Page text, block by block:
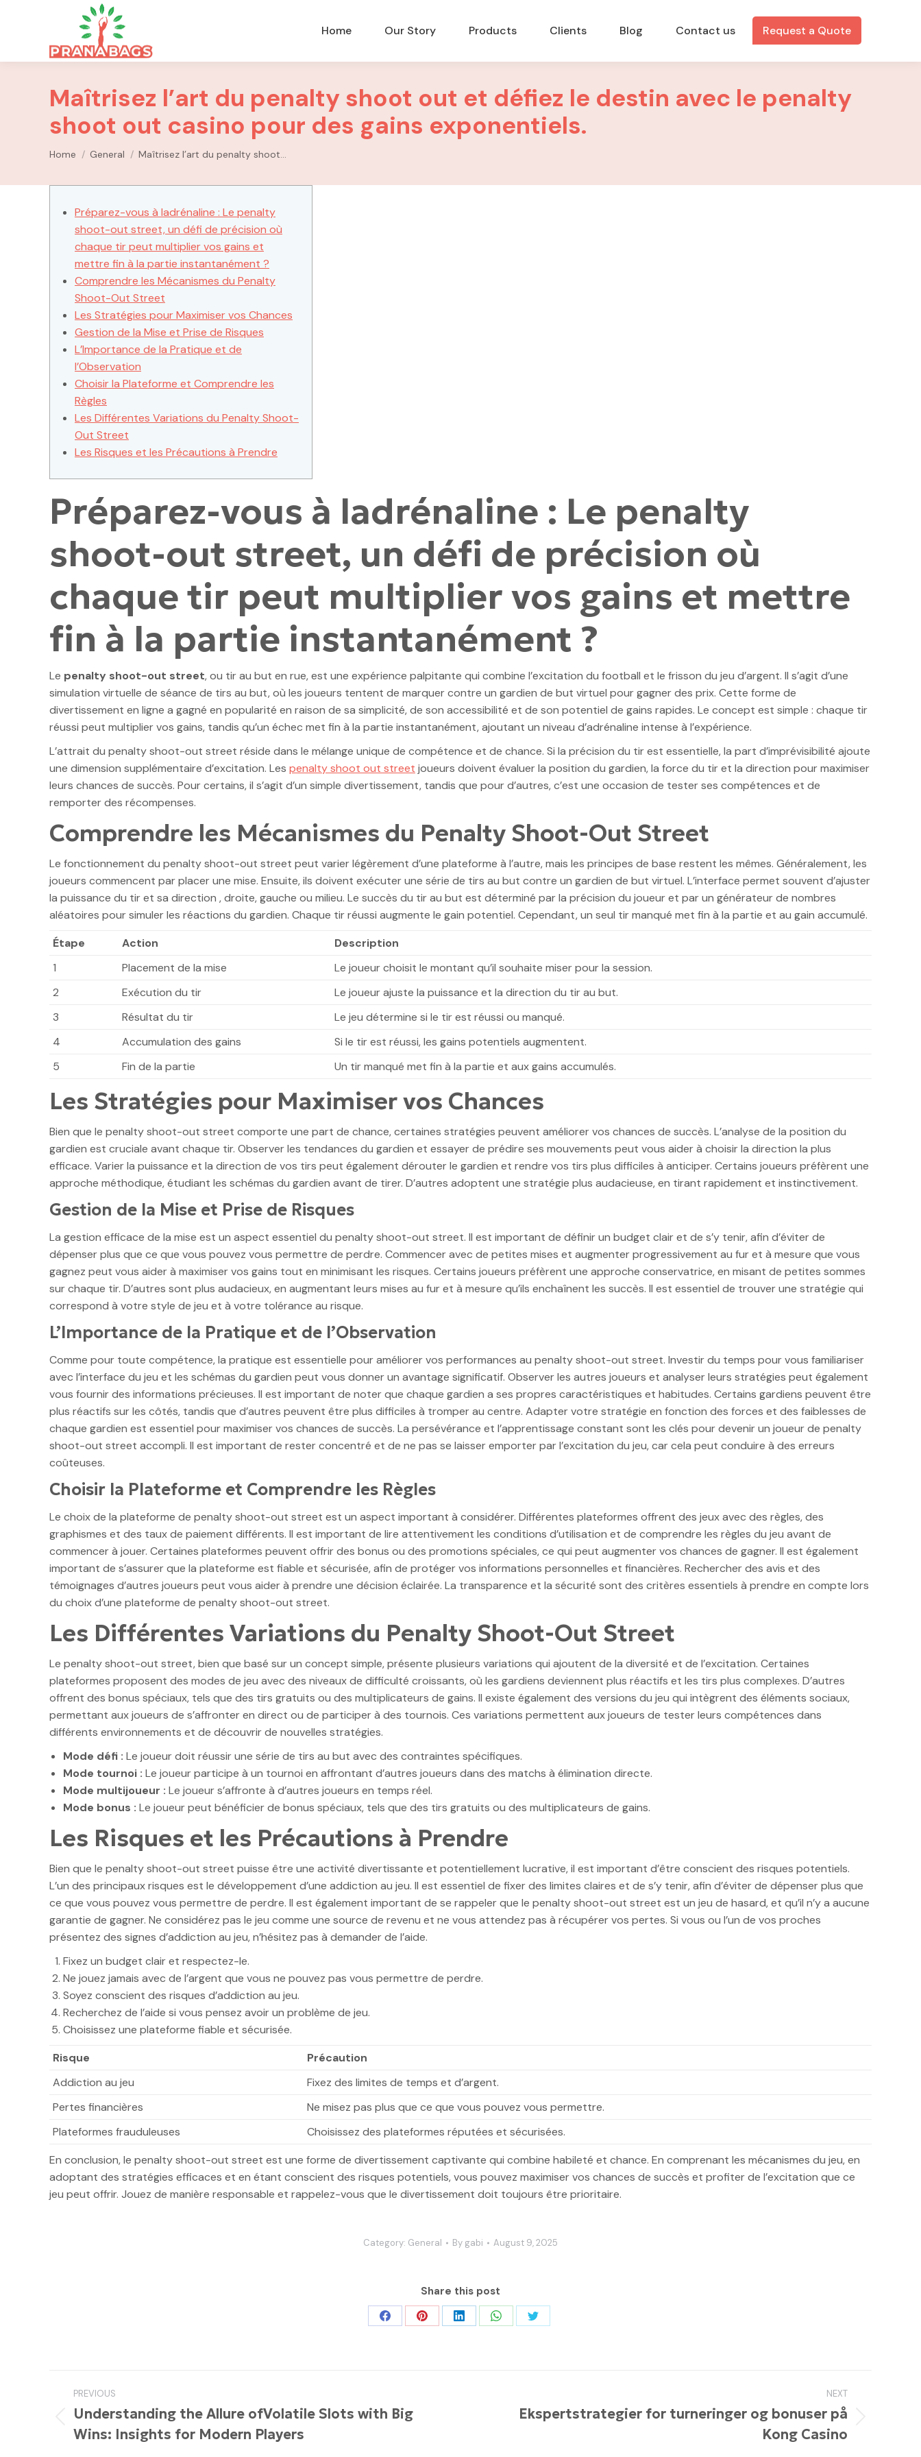
Home Our Story Products Clients Blog Contact us Request a Quote
Maîtrisez l’art du penalty shoot out et défiez le destin avec le penalty
shoot out casino pour des gains exponentiels.
You are here:
Home General Maîtrisez l’art du penalty shoot…
Préparez-vous à ladrénaline : Le penalty
shoot-out street, un défi de précision où
chaque tir peut multiplier vos gains et
mettre fin à la partie instantanément ?
Comprendre les Mécanismes du Penalty
Shoot-Out Street
Les Stratégies pour Maximiser vos Chances
Gestion de la Mise et Prise de Risques
L’Importance de la Pratique et de
l’Observation
Choisir la Plateforme et Comprendre les
Règles
Les Différentes Variations du Penalty Shoot-
Out Street
Les Risques et les Précautions à Prendre
Préparez-vous à ladrénaline : Le penalty
shoot-out street, un défi de précision où
chaque tir peut multiplier vos gains et mettre
fin à la partie instantanément ?
Le penalty shoot-out street, ou tir au but en rue, est une expérience palpitante qui combine l’excitation du football et le frisson du jeu d’argent. Il s’agit d’une
simulation virtuelle de séance de tirs au but, où les joueurs tentent de marquer contre un gardien de but virtuel pour gagner des prix. Cette forme de
divertissement en ligne a gagné en popularité en raison de sa simplicité, de son accessibilité et de son potentiel de gains rapides. Le concept est simple : chaque tir
réussi peut multiplier vos gains, tandis qu’un échec met fin à la partie instantanément, ajoutant un niveau d’adrénaline intense à l’expérience.
L’attrait du penalty shoot-out street réside dans le mélange unique de compétence et de chance. Si la précision du tir est essentielle, la part d’imprévisibilité ajoute
une dimension supplémentaire d’excitation. Les penalty shoot out street joueurs doivent évaluer la position du gardien, la force du tir et la direction pour maximiser
leurs chances de succès. Pour certains, il s’agit d’un simple divertissement, tandis que pour d’autres, c’est une occasion de tester ses compétences et de
remporter des récompenses.
Comprendre les Mécanismes du Penalty Shoot-Out Street
Le fonctionnement du penalty shoot-out street peut varier légèrement d’une plateforme à l’autre, mais les principes de base restent les mêmes. Généralement, les
joueurs commencent par placer une mise. Ensuite, ils doivent exécuter une série de tirs au but contre un gardien de but virtuel. L’interface permet souvent d’ajuster
la puissance du tir et sa direction , droite, gauche ou milieu. Le succès du tir au but est déterminé par la précision du joueur et par un générateur de nombres
aléatoires pour simuler les réactions du gardien. Chaque tir réussi augmente le gain potentiel. Cependant, un seul tir manqué met fin à la partie et au gain accumulé.
Étape
Action
Description
1
Placement de la mise
Le joueur choisit le montant qu’il souhaite miser pour la session.
2
Exécution du tir
Le joueur ajuste la puissance et la direction du tir au but.
3
Résultat du tir
Le jeu détermine si le tir est réussi ou manqué.
4
Accumulation des gains
Si le tir est réussi, les gains potentiels augmentent.
5
Fin de la partie Un tir manqué met fin à la partie et aux gains accumulés.
Les Stratégies pour Maximiser vos Chances
Bien que le penalty shoot-out street comporte une part de chance, certaines stratégies peuvent améliorer vos chances de succès. L’analyse de la position du
gardien est cruciale avant chaque tir. Observer les tendances du gardien et essayer de prédire ses mouvements peut vous aider à choisir la direction la plus
efficace. Varier la puissance et la direction de vos tirs peut également dérouter le gardien et rendre vos tirs plus difficiles à anticiper. Certains joueurs préfèrent une
approche méthodique, étudiant les schémas du gardien avant de tirer. D’autres adoptent une stratégie plus audacieuse, en tirant rapidement et instinctivement.
Gestion de la Mise et Prise de Risques
La gestion efficace de la mise est un aspect essentiel du penalty shoot-out street. Il est important de définir un budget clair et de s’y tenir, afin d’éviter de
dépenser plus que ce que vous pouvez vous permettre de perdre. Commencer avec de petites mises et augmenter progressivement au fur et à mesure que vous
gagnez peut vous aider à maximiser vos gains tout en minimisant les risques. Certains joueurs préfèrent une approche conservatrice, en misant de petites sommes
sur chaque tir. D’autres sont plus audacieux, en augmentant leurs mises au fur et à mesure qu’ils enchaînent les succès. Il est essentiel de trouver une stratégie qui
correspond à votre style de jeu et à votre tolérance au risque.
L’Importance de la Pratique et de l’Observation
Comme pour toute compétence, la pratique est essentielle pour améliorer vos performances au penalty shoot-out street. Investir du temps pour vous familiariser
avec l’interface du jeu et les schémas du gardien peut vous donner un avantage significatif. Observer les autres joueurs et analyser leurs stratégies peut également
vous fournir des informations précieuses. Il est important de noter que chaque gardien a ses propres caractéristiques et habitudes. Certains gardiens peuvent être
plus réactifs sur les côtés, tandis que d’autres peuvent être plus difficiles à tromper au centre. Adapter votre stratégie en fonction des forces et des faiblesses de
chaque gardien est essentiel pour maximiser vos chances de succès. La persévérance et l’apprentissage constant sont les clés pour devenir un joueur de penalty
shoot-out street accompli. Il est important de rester concentré et de ne pas se laisser emporter par l’excitation du jeu, car cela peut conduire à des erreurs
coûteuses.
Choisir la Plateforme et Comprendre les Règles
Le choix de la plateforme de penalty shoot-out street est un aspect important à considérer. Différentes plateformes offrent des jeux avec des règles, des
graphismes et des taux de paiement différents. Il est important de lire attentivement les conditions d’utilisation et de comprendre les règles du jeu avant de
commencer à jouer. Certaines plateformes peuvent offrir des bonus ou des promotions spéciales, ce qui peut augmenter vos chances de gagner. Il est également
important de s’assurer que la plateforme est fiable et sécurisée, afin de protéger vos informations personnelles et financières. Rechercher des avis et des
témoignages d’autres joueurs peut vous aider à prendre une décision éclairée. La transparence et la sécurité sont des critères essentiels à prendre en compte lors
du choix d’une plateforme de penalty shoot-out street.
Les Différentes Variations du Penalty Shoot-Out Street
Le penalty shoot-out street, bien que basé sur un concept simple, présente plusieurs variations qui ajoutent de la diversité et de l’excitation. Certaines
plateformes proposent des modes de jeu avec des niveaux de difficulté croissants, où les gardiens deviennent plus réactifs et les tirs plus complexes. D’autres
offrent des bonus spéciaux, tels que des tirs gratuits ou des multiplicateurs de gains. Il existe également des versions du jeu qui intègrent des éléments sociaux,
permettant aux joueurs de s’affronter en direct ou de participer à des tournois. Ces variations permettent aux joueurs de tester leurs compétences dans
différents environnements et de découvrir de nouvelles stratégies.
Mode défi : Le joueur doit réussir une série de tirs au but avec des contraintes spécifiques.
Mode tournoi : Le joueur participe à un tournoi en affrontant d’autres joueurs dans des matchs à élimination directe.
Mode multijoueur : Le joueur s’affronte à d’autres joueurs en temps réel.
Mode bonus : Le joueur peut bénéficier de bonus spéciaux, tels que des tirs gratuits ou des multiplicateurs de gains.
Les Risques et les Précautions à Prendre
Bien que le penalty shoot-out street puisse être une activité divertissante et potentiellement lucrative, il est important d’être conscient des risques potentiels.
L’un des principaux risques est le développement d’une addiction au jeu. Il est essentiel de fixer des limites claires et de s’y tenir, afin d’éviter de dépenser plus que
ce que vous pouvez vous permettre de perdre. Il est également important de se rappeler que le penalty shoot-out street est un jeu de hasard, et qu’il n’y a aucune
garantie de gagner. Ne considérez pas le jeu comme une source de revenu et ne vous attendez pas à récupérer vos pertes. Si vous ou l’un de vos proches
présentez des signes d’addiction au jeu, n’hésitez pas à demander de l’aide.
Fixez un budget clair et respectez-le.
Ne jouez jamais avec de l’argent que vous ne pouvez pas vous permettre de perdre.
Soyez conscient des risques d’addiction au jeu.
Recherchez de l’aide si vous pensez avoir un problème de jeu.
Choisissez une plateforme fiable et sécurisée.
Risque
Précaution
Addiction au jeu
Fixez des limites de temps et d’argent.
Pertes financières
Ne misez pas plus que ce que vous pouvez vous permettre.
Plateformes frauduleuses
Choisissez des plateformes réputées et sécurisées.
En conclusion, le penalty shoot-out street est une forme de divertissement captivante qui combine habileté et chance. En comprenant les mécanismes du jeu, en
adoptant des stratégies efficaces et en étant conscient des risques potentiels, vous pouvez maximiser vos chances de succès et profiter de l’excitation que ce
jeu peut offrir. Jouez de manière responsable et rappelez-vous que le divertissement doit toujours être prioritaire.
Category: General By gabi August 9, 2025
Share this post
Share Share Share Share Share
Post
navigation
PREVIOUS
post:
Understanding the Allure ofVolatile Slots with Big
Wins: Insights for Modern Players
NEXT
Ekspertstrategier for turneringer og bonuser på
Kong Casino